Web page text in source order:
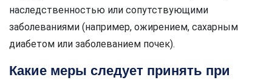
наследственностью или сопутствующими
заболеваниями (например, ожирением, сахарным
диабетом или заболеванием почек).
Какие меры следует принять при